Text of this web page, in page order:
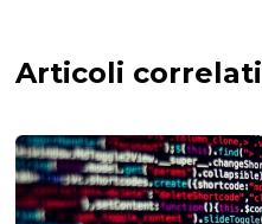
Articoli correlati